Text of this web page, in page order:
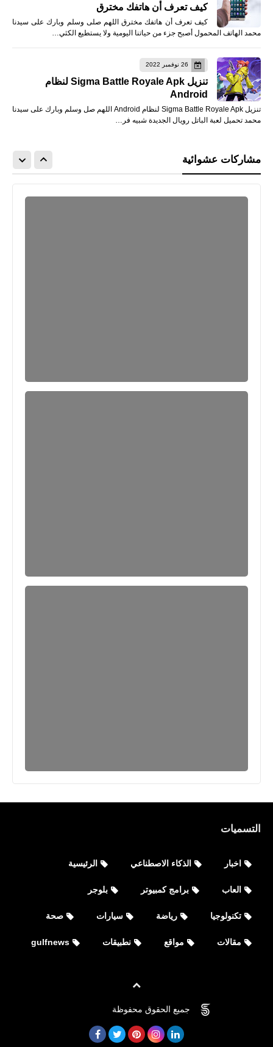
كيف تعرف أن هاتفك مخترق
كيف تعرف أن هاتفك مخترق اللهم صلى وسلم وبارك على سيدنا
محمد الهاتف المحمول أصبح جزء من حياتنا اليومية ولا يستطيع الكثي…
26 نوفمبر 2022
تنزيل Sigma Battle Royale Apk لنظام
Android
تنزيل Sigma Battle Royale Apk لنظام Android اللهم صل وسلم وبارك على سيدنا
محمد تحميل لعبة الباتل رويال الجديدة شبيه فر…
مشاركات عشوائية
كيفية حماية هاتفك الأندرويد من الاختراق
(دليل عملي) Protecting Android
التسميات
اخبار الذكاء الاصطناعي الرئيسية
العاب برامج كمبيوتر بلوجر
تكنولوجيا رياضة سيارات صحة
مقالات مواقع نطبيقات gulfnews
جميع الحقوق محفوظة